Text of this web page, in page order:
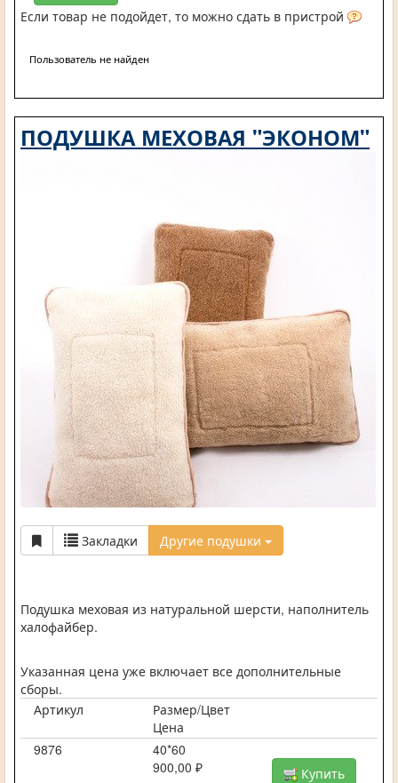
Если товар не подойдет, то можно сдать в пристрой
Пользователь не найден
ПОДУШКА МЕХОВАЯ "ЭКОНОМ"
Закладки Другие подушки
Подушка меховая из натуральной шерсти, наполнитель
халофайбер.
Указанная цена уже включает все дополнительные
сборы.
Артикул
Размер/Цвет
Цена
9876
40*60
900,00 ₽
Купить